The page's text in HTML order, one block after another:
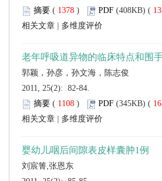
(
)
2011, 25(2): 82-84.
(
)